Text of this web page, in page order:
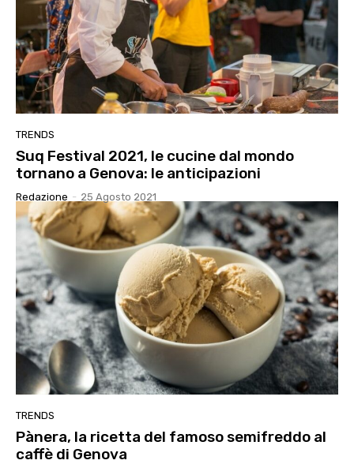
TRENDS
Suq Festival 2021, le cucine dal mondo
tornano a Genova: le anticipazioni
Redazione - 25 Agosto 2021
TRENDS
Pànera, la ricetta del famoso semifreddo al
caffè di Genova